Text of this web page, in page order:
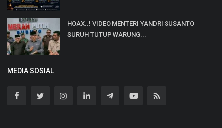
HOAX..! VIDEO MENTERI YANDRI SUSANTO
SURUH TUTUP WARUNG...
MEDIA SOSIAL